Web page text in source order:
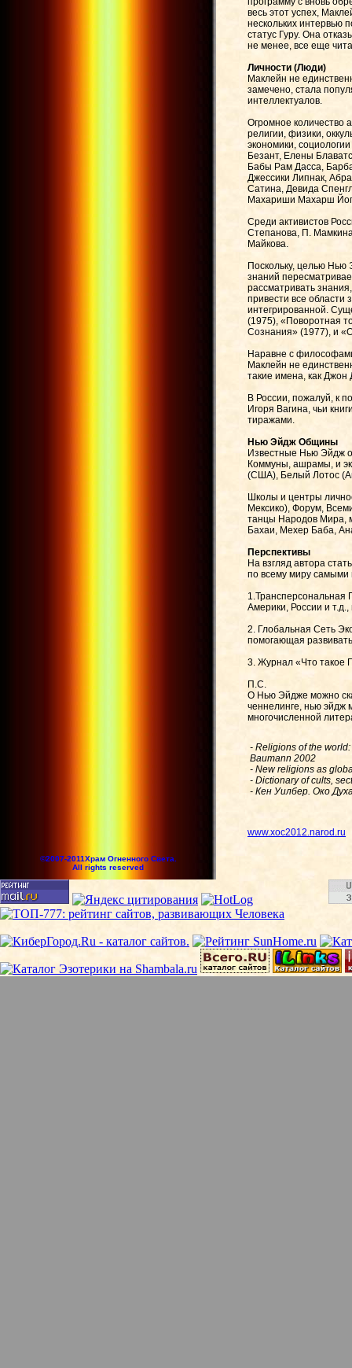
весь этот успех,
нескольких интервью
статус Гуру. Она
не менее, все еще
Личности (Люди)
Маклейн не
замечено, стала
интеллектуалов.
Огромное количество
религии, физики,
экономики,
Безант, Елены
Бабы Рам Дасса,
Джессики Липнак,
Сатина, Девида
Махариши Махарш
Среди активистов
Степанова, П.
Майкова.
Поскольку, целью Нью
знаний
рассматривать
привести все области
интегрированной.
(1975), «Поворотная
Сознания» (1977), и
Наравне с
Маклейн не
такие имена, как Джон
В России, пожалуй, к
Игоря Вагина, чьи
тиражами.
Нью Эйдж Общины
Известные Нью Эйдж
Коммуны, ашрамы, и
(США), Белый Лотос
Школы и центры
Мексико), Форум,
танцы Народов Мира,
Бахаи, Мехер Баба,
Перспективы
На взгляд автора
по всему миру
1.Трансперсональная
Америки, России и
2. Глобальная Сеть
помогающая
3. Журнал «Что такое
П.С.
О Нью Эйдже можно
ченнелинге, нью эйдж
многочисленной
- Religions of the
Baumann 2002
- New religions as
- Dictionary of cults,
- Кен Уилбер. Око
www.xoc2012.narod.ru
©2007-2011Храм Огненного Света.
All rights reserved